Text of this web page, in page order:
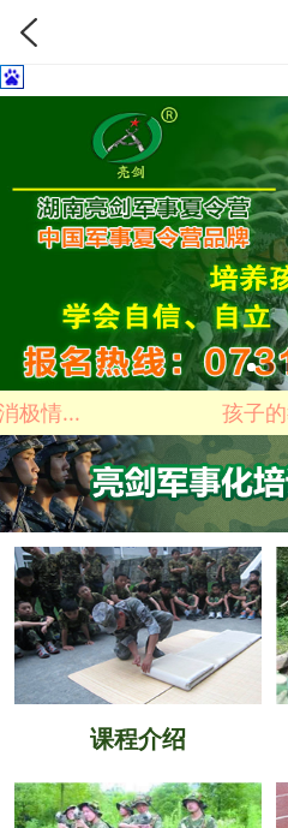
孩子的教育应科学
课程介绍